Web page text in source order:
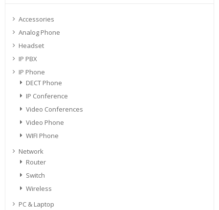
Accessories
Analog Phone
Headset
IP PBX
IP Phone
DECT Phone
IP Conference
Video Conferences
Video Phone
WIFI Phone
Network
Router
Switch
Wireless
PC & Laptop